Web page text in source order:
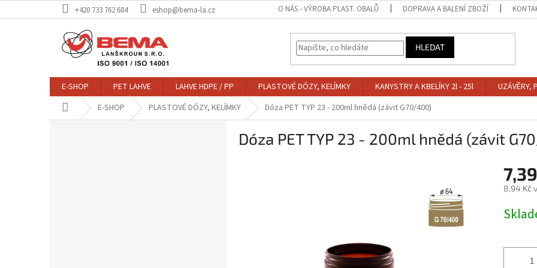
na
+420 733 762 684 eshop@bema-la.cz O NÁS - VÝROBA PLAST. OBALŮ DOPRAVA A BALENÍ ZBOŽÍ
HLEDAT
E-SHOP PET LAHVE LAHVE HDPE / PP PLASTOVÉ DÓZY, KELÍMKY KANYSTRY A KBELÍKY 2l - 25l UZÁVĚRY,
Domů E-SHOP PLASTOVÉ DÓZY, KELÍMKY Dóza PET TYP 23 - 200ml hnědá (závit G70/400)
Dóza PET TYP 23 - 200ml hnědá (závit
8,94 Kč
cena: